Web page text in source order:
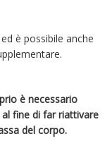
ed è possibile anche
è necessario
fine di far riattivare
del corpo.